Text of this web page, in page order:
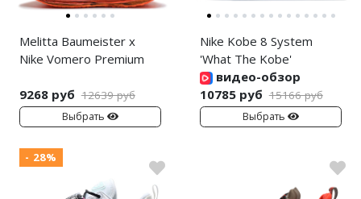
Melitta Baumeister x
Nike Vomero Premium
9268 руб 12639 руб
Выбрать
Nike Kobe 8 System
'What The Kobe'
видео-обзор
10785 руб 15166 руб
Выбрать
- 28%